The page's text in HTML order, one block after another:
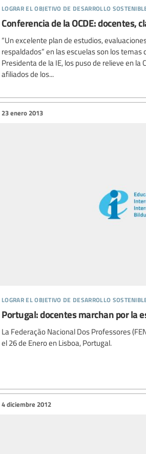
lograr el objetivo de desarrollo
Conferencia de la OCDE: docentes,
“Un excelente plan de estudios,
respaldados” en las escuelas son los temas
Presidenta de la IE, los puso de relieve en
afiliados de los...
lograr el objetivo de desarrollo
23 enero 2013
Portugal: docentes marchan por la
La Federação Nacional Dos Professores
el 26 de Enero en Lisboa, Portugal.
4 diciembre 2012